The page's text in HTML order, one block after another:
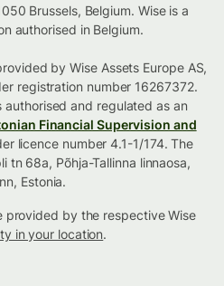
Brussels, Belgium. Wise is a
authorised in Belgium.
by Wise Assets Europe AS,
registration number 16267372.
authorised and regulated as an
Financial Supervision and
licence number 4.1-1/174. The
tn 68a, Põhja-Tallinna linnaosa,
Estonia.
provided by the respective Wise
in your location.